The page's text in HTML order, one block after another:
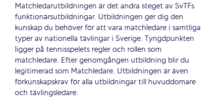
Matchledarutbildningen är det andra steget av SvTFs
funktionärsutbildningar. Utbildningen ger dig den
kunskap du behöver för att vara matchledare i samtliga
typer av nationella tävlingar i Sverige. Tyngdpunkten
ligger på tennisspelets regler och rollen som
matchledare. Efter genomgången utbildning blir du
legitimerad som Matchledare. Utbildningen är även
förkunskapskrav för alla utbildningar till huvuddomare
och tävlingsledare.